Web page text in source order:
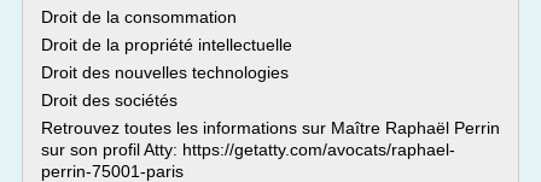
Droit de la consommation
Droit de la propriété intellectuelle
Droit des nouvelles technologies
Droit des sociétés
Retrouvez toutes les informations sur Maître Raphaël Perrin
sur son profil Atty: https://getatty.com/avocats/raphael-
perrin-75001-paris